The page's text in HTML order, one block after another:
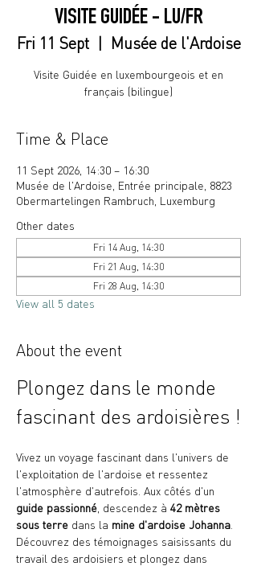
VISITE GUIDÉE - LU/FR
Fri 11 Sept
  |
Musée de l'Ardoise
Visite Guidée en luxembourgeois et en
français (bilingue)
Time & Place
11 Sept 2026, 14:30 – 16:30
Musée de l'Ardoise, Entrée principale, 8823
Obermartelingen Rambruch, Luxemburg
Other dates
Fri 14 Aug, 14:30
Fri 21 Aug, 14:30
Fri 28 Aug, 14:30
View all 5 dates
About the event
Plongez dans le monde
fascinant des ardoisières !
Vivez un voyage fascinant dans l'univers de
l'exploitation de l'ardoise et ressentez
l'atmosphère d'autrefois. Aux côtés d'un
guide passionné , descendez à 42 mètres
sous terre dans la mine d'ardoise Johanna
Découvrez des témoignages saisissants du
travail des ardoisiers et plongez dans